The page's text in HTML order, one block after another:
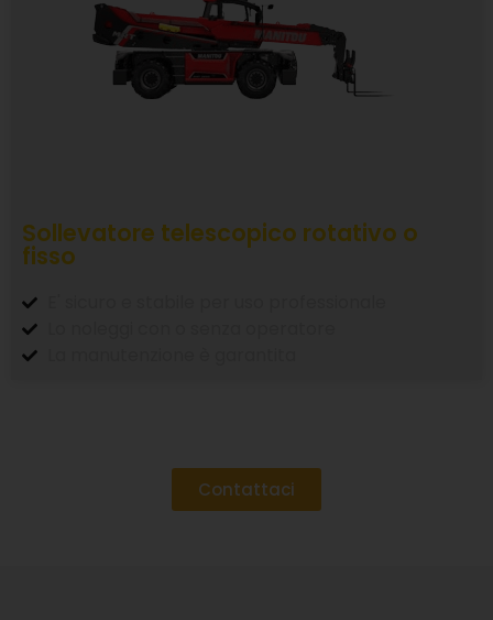
Sollevatore telescopico rotativo o
fisso
Contattaci